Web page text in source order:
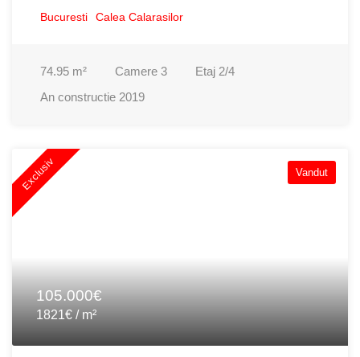
Bucuresti Calea Calarasilor
74.95 m² Camere 3 Etaj 2/4
An constructie 2019
Exclusiv Vandut
105.000€
1821€ / m²